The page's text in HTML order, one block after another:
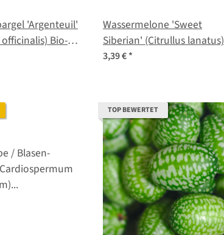
'Argenteuil'
Bio-
Wassermelone 'Sweet
Siberian' (Citrullus lanatus)
Bio-Saatgut
3,39 €*
TOP BEWERTET